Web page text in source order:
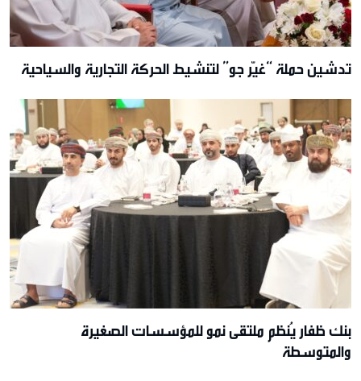
تدشين حملة “غيّر جو” لتنشيط الحركة التجارية والسياحية
بنك ظفار يُنظم ملتقى نمو للمؤسسات الصغيرة
والمتوسطة